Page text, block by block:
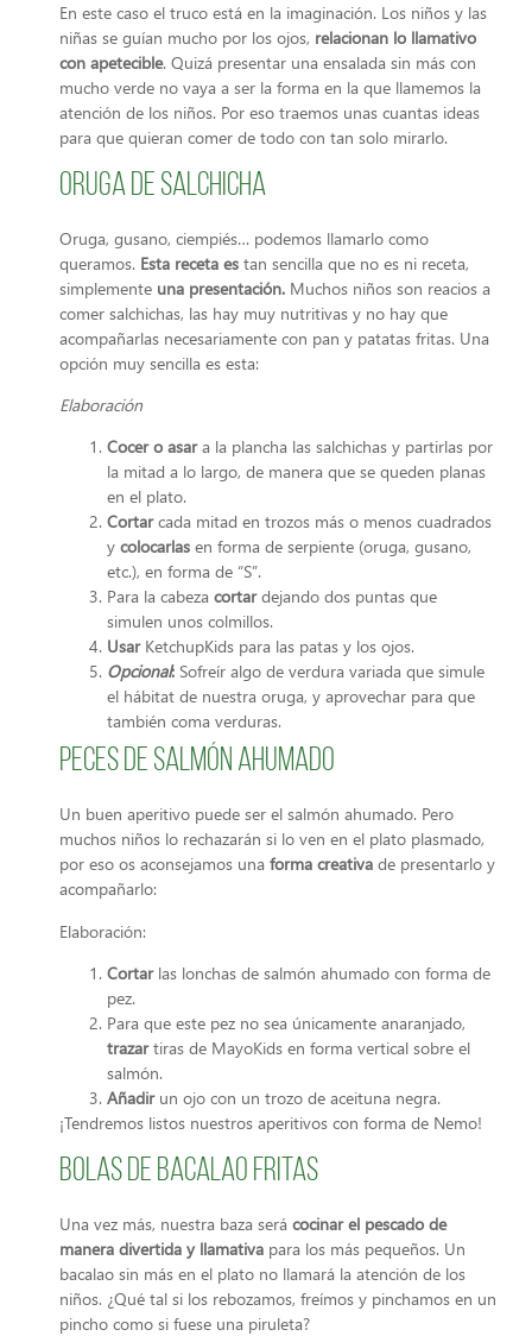
En este caso el truco está en la imaginación. Los niños y las
niñas se guían mucho por los ojos, relacionan lo llamativo
con apetecible. Quizá presentar una ensalada sin más con
mucho verde no vaya a ser la forma en la que llamemos la
atención de los niños. Por eso traemos unas cuantas ideas
para que quieran comer de todo con tan solo mirarlo.
Oruga de salchicha
Oruga, gusano, ciempiés… podemos llamarlo como
queramos. Esta receta es tan sencilla que no es ni receta,
simplemente una presentación. Muchos niños son reacios a
comer salchichas, las hay muy nutritivas y no hay que
acompañarlas necesariamente con pan y patatas fritas. Una
opción muy sencilla es esta:
Elaboración
Cocer o asara la plancha las salchichas y partirlas por
la mitad a lo largo, de manera que se queden planas
en el plato.
Cortarcada mitad en trozos más o menos cuadrados
y colocarlas en forma de serpiente (oruga, gusano,
etc.), en forma de “S”.
Para la cabeza cortardejando dos puntas que
simulen unos colmillos.
UsarKetchupKids para las patas y los ojos.
Opcional: Sofreír algo de verdura variada que simule
el hábitat de nuestra oruga, y aprovechar para que
también coma verduras.
Peces de salmón ahumado
Un buen aperitivo puede ser el salmón ahumado. Pero
muchos niños lo rechazarán si lo ven en el plato plasmado,
por eso os aconsejamos una forma creativa de presentarlo y
acompañarlo:
Elaboración:
Cortarlas lonchas de salmón ahumado con forma de
pez.
Para que este pez no sea únicamente anaranjado,
trazartiras de MayoKids en forma vertical sobre el
salmón.
Añadirun ojo con un trozo de aceituna negra.
¡Tendremos listos nuestros aperitivos con forma de Nemo!
Bolas de bacalao fritas
Una vez más, nuestra baza será cocinar el pescado de
manera divertida y llamativa para los más pequeños. Un
bacalao sin más en el plato no llamará la atención de los
niños. ¿Qué tal si los rebozamos, freímos y pinchamos en un
pincho como si fuese una piruleta?